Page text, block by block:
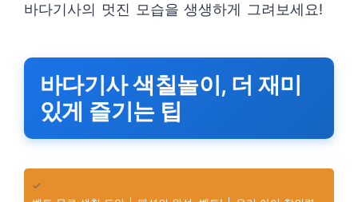
바다기사의 멋진 모습을 생생하게 그려보세요!
바다기사 색칠놀이, 더 재미
있게 즐기는 팁
✓